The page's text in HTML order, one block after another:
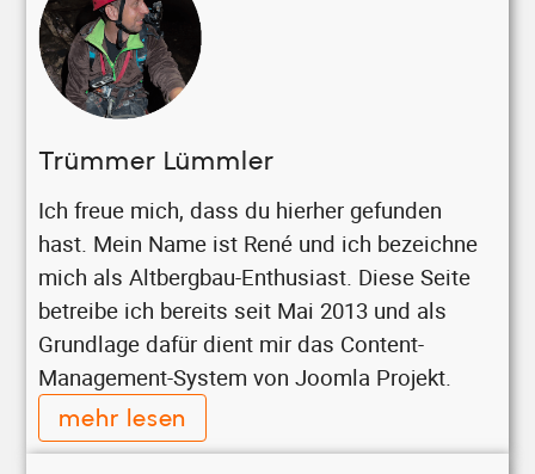
Trümmer Lümmler
Ich freue mich, dass du hierher gefunden
hast. Mein Name ist René und ich bezeichne
mich als Altbergbau-Enthusiast. Diese Seite
betreibe ich bereits seit Mai 2013 und als
Grundlage dafür dient mir das Content-
Management-System von Joomla Projekt.
mehr lesen